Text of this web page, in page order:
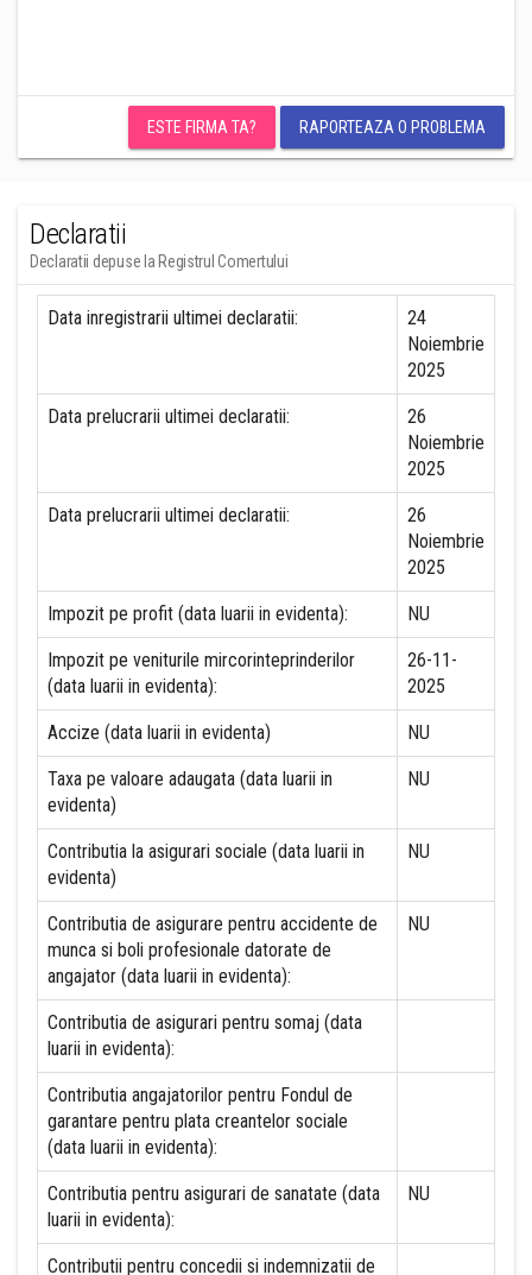
ESTE FIRMA TA? RAPORTEAZA O PROBLEMA
Declaratii
Declaratii depuse la Registrul Comertului
Data inregistrarii ultimei declaratii:
24
Noiembrie
2025
Data prelucrarii ultimei declaratii:
26
Noiembrie
2025
Data prelucrarii ultimei declaratii:
26
Noiembrie
2025
Impozit pe profit (data luarii in evidenta): NU
Impozit pe veniturile mircorinteprinderilor
(data luarii in evidenta):
26-11-
2025
Accize (data luarii in evidenta) NU
Taxa pe valoare adaugata (data luarii in
evidenta)
NU
Contributia la asigurari sociale (data luarii in
evidenta)
NU
Contributia de asigurare pentru accidente de
munca si boli profesionale datorate de
angajator (data luarii in evidenta):
NU
Contributia de asigurari pentru somaj (data
luarii in evidenta):
Contributia angajatorilor pentru Fondul de
garantare pentru plata creantelor sociale
(data luarii in evidenta):
Contributia pentru asigurari de sanatate (data
luarii in evidenta):
NU
Contributii pentru concedii si indemnizatii de